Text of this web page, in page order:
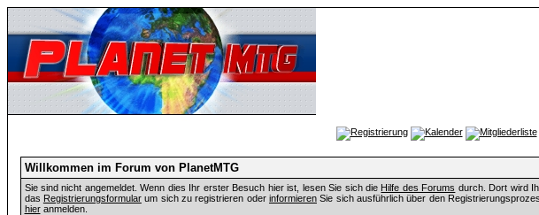
Willkommen im Forum von PlanetMTG
Sie sind nicht angemeldet. Wenn dies Ihr erster Besuch hier ist, lesen Sie sich die Hilfe des Forums durch. Dort wird
das Registrierungsformularum sich zu registrieren oder informierenSie sich ausführlich über den
hieranmelden.